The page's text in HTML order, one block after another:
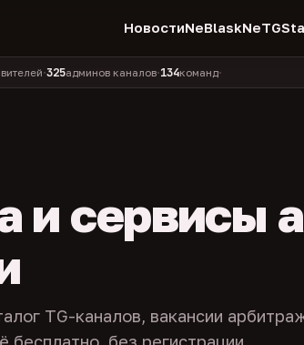
НовостиNeBlask
админов каналов•134команд• 11 990
и сервисы
TG-каналов, вакансии